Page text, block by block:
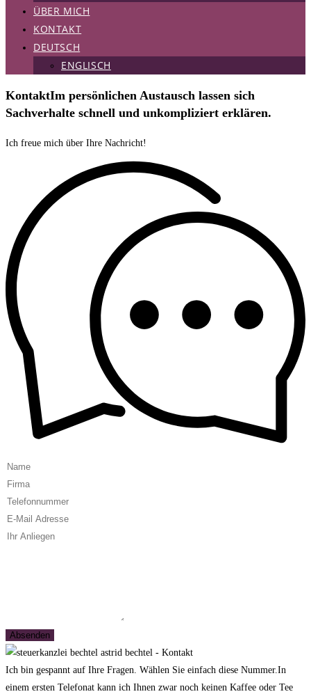
ÜBER MICH
KONTAKT
DEUTSCH
ENGLISCH
KontaktIm persönlichen Austausch lassen sich
Sachverhalte schnell und unkompliziert erklären.
Ich freue mich über Ihre Nachricht!
Name
Firma
Telefonnummer
E-
Mail
Ihr
Ich bin gespannt auf Ihre Fragen. Wählen Sie einfach diese Nummer.In
einem ersten Telefonat kann ich Ihnen zwar noch keinen Kaffee oder Tee